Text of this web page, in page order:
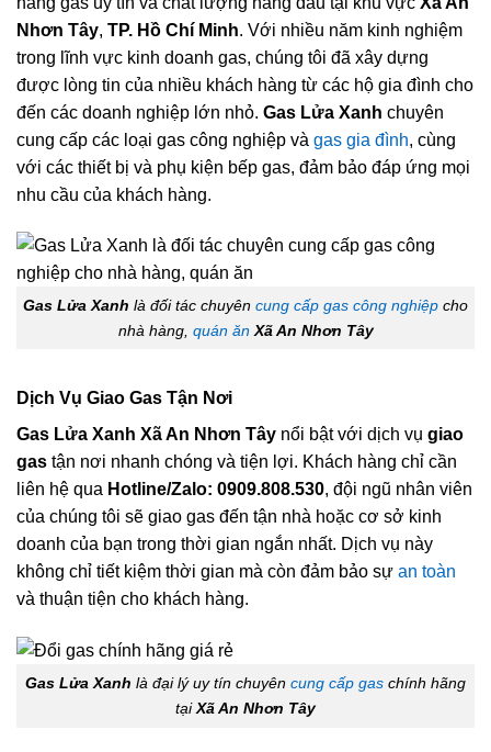
Nhơn Tây, TP. Hồ Chí Minh. Với nhiều năm kinh nghiệm
trong lĩnh vực kinh doanh gas, chúng tôi đã xây dựng
được lòng tin của nhiều khách hàng từ các hộ gia đình cho
đến các doanh nghiệp lớn nhỏ. Gas Lửa Xanh chuyên
cung cấp các loại gas công nghiệp và gas gia đình, cùng
với các thiết bị và phụ kiện bếp gas, đảm bảo đáp ứng mọi
nhu cầu của khách hàng.
Gas Lửa Xanh là đối tác chuyên cung cấp gas công nghiệp cho
nhà hàng, quán ăn Xã An Nhơn Tây
Dịch Vụ Giao Gas Tận Nơi
Gas Lửa Xanh Xã An Nhơn Tây nổi bật với dịch vụ giao
gas tận nơi nhanh chóng và tiện lợi. Khách hàng chỉ cần
liên hệ qua Hotline/Zalo: 0909.808.530, đội ngũ nhân viên
của chúng tôi sẽ giao gas đến tận nhà hoặc cơ sở kinh
doanh của bạn trong thời gian ngắn nhất. Dịch vụ này
không chỉ tiết kiệm thời gian mà còn đảm bảo sự an toàn
và thuận tiện cho khách hàng.
Gas Lửa Xanh là đại lý uy tín chuyên cung cấp gas chính hãng
tạiXã An Nhơn Tây